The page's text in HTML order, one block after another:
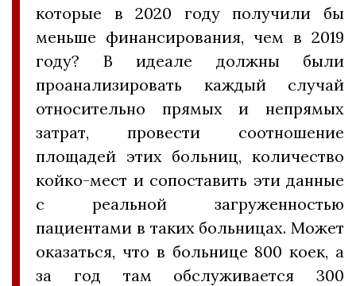
которые в 2020 году получили бы
меньше финансирования, чем в 2019
году? В идеале должны были
проанализировать каждый случай
относительно прямых и непрямых
затрат, провести соотношение
площадей этих больниц, количество
койко-мест и сопоставить эти данные
с реальной загруженностью
пациентами в таких больницах. Может
оказаться, что в больнице 800 коек, а
за год там обслуживается 300